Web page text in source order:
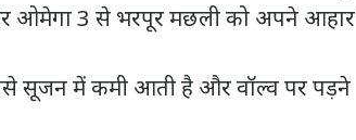
ओमेगा 3 से भरपूर मछली को अपने आहार
सूजन में कमी आती है और वॉल्‍व पर पड़ने